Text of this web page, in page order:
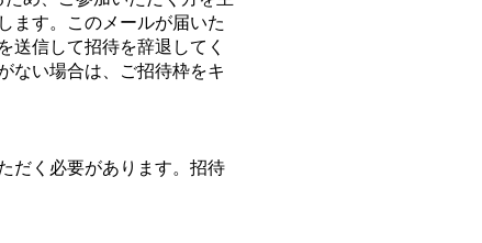
ます。このメールが届いた
送信して招待を辞退してく
ない場合は、ご招待枠をキ
だく必要があります。招待